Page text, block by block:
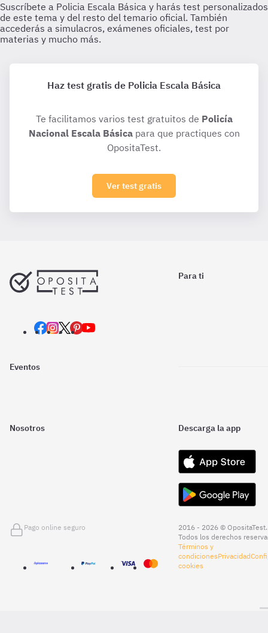
Haz test gratis de Policia Escala Básica
Te facilitamos varios test gratuitos de Policía
Nacional Escala Básicapara que practiques con
OpositaTest.
Ver test gratis
Para ti
Eventos
Nosotros Descarga la app
Pago online seguro
2016 - 2026 © OpositaTest.
Todos los derechos
Términos y
condicionesPrivacidad
cookies